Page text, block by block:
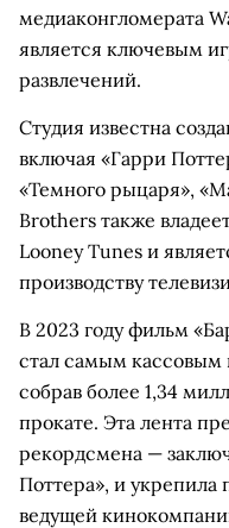
медиаконгломерата
является ключевым
развлечений.
Студия известна
включая «Гарри
«Темного рыцаря»,
Brothers также
Looney Tunes и
производству
В 2023 году фильм
стал самым кассовым
собрав более 1,34
прокате. Эта лента
рекордсмена —
Поттера», и
ведущей